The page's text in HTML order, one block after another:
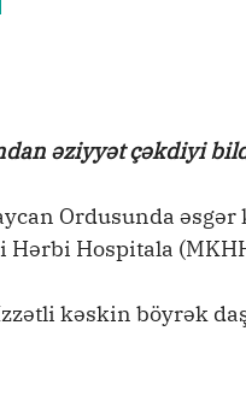
əziyyət çəkdiyi
Ordusunda
Hərbi Hospitala
kəskin böyrək